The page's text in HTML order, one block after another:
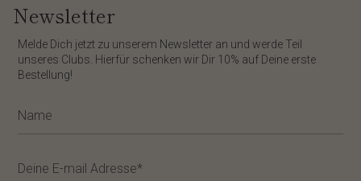
Newsletter
​Melde Dich jetzt zu unserem Newsletter an und werde Teil
unseres Clubs. Hierfür schenken wir Dir 10% auf Deine erste
Bestellung!